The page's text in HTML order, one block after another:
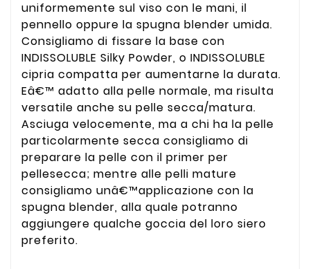
uniformemente sul viso con le mani, il
pennello oppure la spugna blender umida.
Consigliamo di fissare la base con
INDISSOLUBLE Silky Powder, o INDISSOLUBLE
cipria compatta per aumentarne la durata.
Eâ€™ adatto alla pelle normale, ma risulta
versatile anche su pelle secca/matura.
Asciuga velocemente, ma a chi ha la pelle
particolarmente secca consigliamo di
preparare la pelle con il primer per
pellesecca; mentre alle pelli mature
consigliamo unâ€™applicazione con la
spugna blender, alla quale potranno
aggiungere qualche goccia del loro siero
preferito.